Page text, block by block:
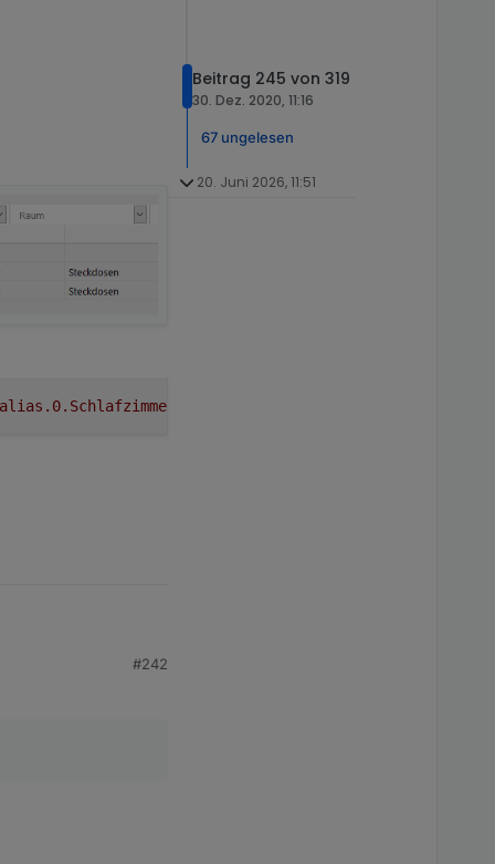
alias.0.Schlafzimmer.SD_SZ_GrundigTV
#242
Beitrag 245 von 319
30. Dez. 2020, 11:16
67 ungelesen
20. Juni 2026, 11:51